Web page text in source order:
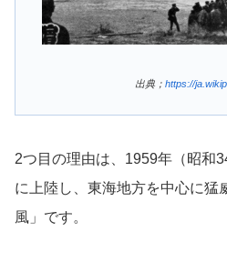
出典； https://
2つ目の理由は、1959年（昭和
に上陸し、東海地方を中心に猛
風」です。